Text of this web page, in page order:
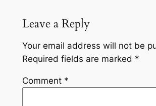
Leave a Reply
Your email address will not be
Required fields are marked *
Comment *